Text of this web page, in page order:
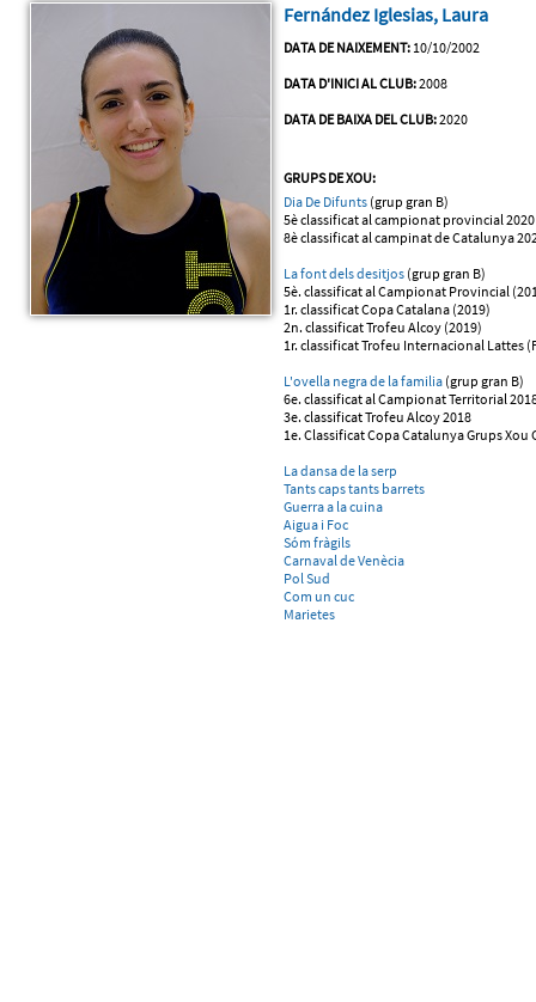
Fernández Iglesias, Laura
DATA DE NAIXEMENT: 10/10/2002
DATA D'INICI AL CLUB:2008
DATA DE BAIXA DEL CLUB:2020
GRUPS DE XOU:
Dia De Difunts(grup gran B)
5è classificat al campionat provincial 2020
8è classificat al campinat de Catalunya
La font dels desitjos(grup gran B)
5è. classificat al Campionat Provincial
1r. classificat Copa Catalana (2019)
2n. classificat Trofeu Alcoy (2019)
1r. classificat Trofeu Internacional Lattes
L'ovella negra de la familia (grup gran B)
6e. classificat al Campionat Territorial
3e. classificat Trofeu Alcoy 2018
1e. Classificat Copa Catalunya Grups Xou
La dansa de la serp
Tants caps tants barrets
Guerra a la cuina
Aigua i Foc
Sóm fràgils
Carnaval de Venècia
Pol Sud
Com un cuc
Marietes